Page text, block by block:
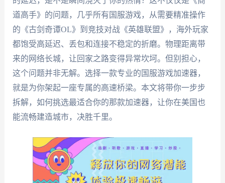
道高手》的问题，几乎所有国服游戏，从需要精准操作
的《古剑奇谭OL》到竞技对战《英雄联盟》，海外玩家
都饱受高延迟、丢包和连接不稳定的折磨。物理距离带
来的网络长城，让回家之路变得异常坎坷。但别担心，
这个问题并非无解。选择一款专业的国服游戏加速器，
就是为你架起一座专属的高速桥梁。本文将带你一步步
拆解，如何挑选最适合你的那款加速器，让你在美国也
能流畅建造城市，决胜千里。